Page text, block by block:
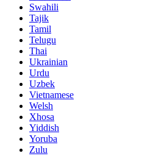
Swahili
Tajik
Tamil
Telugu
Thai
Ukrainian
Urdu
Uzbek
Vietnamese
Welsh
Xhosa
Yiddish
Yoruba
Zulu